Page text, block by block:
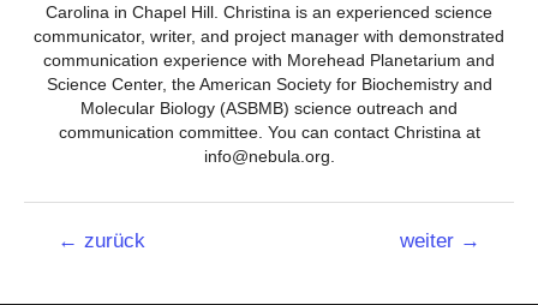
Carolina in Chapel Hill. Christina is an experienced science
communicator, writer, and project manager with demonstrated
communication experience with Morehead Planetarium and
Science Center, the American Society for Biochemistry and
Molecular Biology (ASBMB) science outreach and
communication committee. You can contact Christina at
info@nebula.org.
Beitrags-
← zurück weiter →